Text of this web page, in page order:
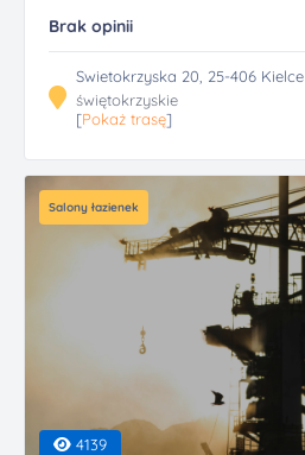
Brak opinii
Swietokrzyska 20, 25-406 Kielce
świętokrzyskie
[Pokaż trasę]
Salony łazienek
4139